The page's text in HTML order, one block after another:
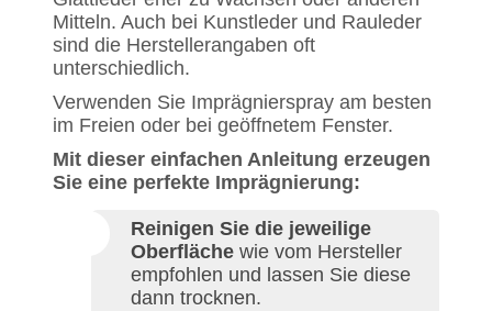
Mitteln. Auch bei Kunstleder und Rauleder
sind die Herstellerangaben oft
unterschiedlich.
Verwenden Sie Imprägnierspray am besten
im Freien oder bei geöffnetem Fenster.
Mit dieser einfachen Anleitung erzeugen
Sie eine perfekte Imprägnierung:
Reinigen Sie die jeweilige
Oberfläche wie vom Hersteller
empfohlen und lassen Sie diese
dann trocknen.